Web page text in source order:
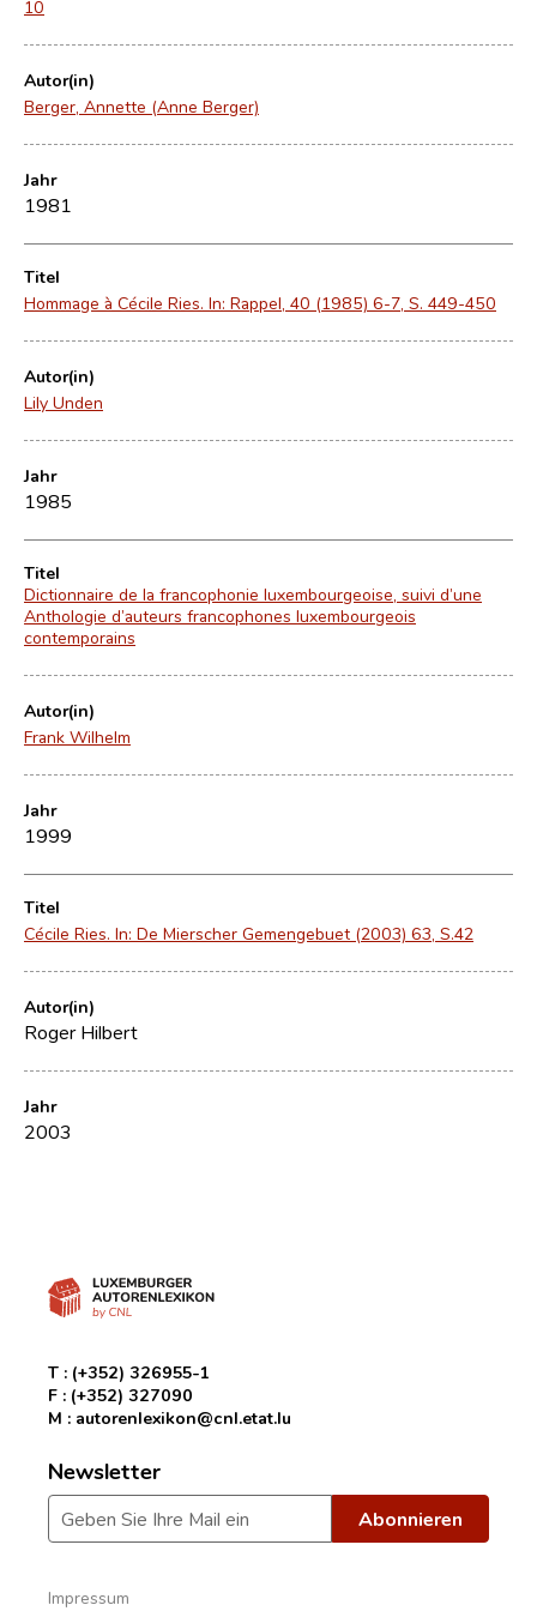
10
Autor(in)
Berger, Annette (Anne Berger)
Jahr
1981
Titel
Hommage à Cécile Ries. In: Rappel, 40 (1985) 6-7, S. 449-450
Autor(in)
Lily Unden
Jahr
1985
Titel
Dictionnaire de la francophonie luxembourgeoise, suivi d’une
Anthologie d’auteurs francophones luxembourgeois
contemporains
Autor(in)
Frank Wilhelm
Jahr
1999
Titel
Cécile Ries. In: De Mierscher Gemengebuet (2003) 63, S.42
Autor(in)
Roger Hilbert
Jahr
2003
T : (+352) 326955-1
F : (+352) 327090
M : autorenlexikon@cnl.etat.lu
Newsletter
Impressum